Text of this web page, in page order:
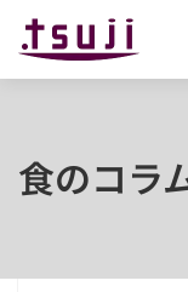
食のコラ